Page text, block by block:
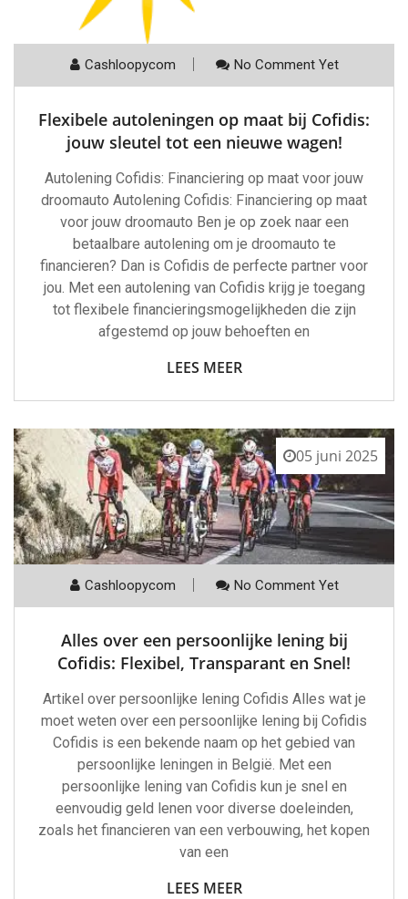
Cashloopycom No Comment Yet
Flexibele autoleningen op maat bij Cofidis:
jouw sleutel tot een nieuwe wagen!
Autolening Cofidis: Financiering op maat voor jouw
droomauto Autolening Cofidis: Financiering op maat
voor jouw droomauto Ben je op zoek naar een
betaalbare autolening om je droomauto te
financieren? Dan is Cofidis de perfecte partner voor
jou. Met een autolening van Cofidis krijg je toegang
tot flexibele financieringsmogelijkheden die zijn
afgestemd op jouw behoeften en
LEES MEER
05 juni 2025
Cashloopycom No Comment Yet
Alles over een persoonlijke lening bij
Cofidis: Flexibel, Transparant en Snel!
Artikel over persoonlijke lening Cofidis Alles wat je
moet weten over een persoonlijke lening bij Cofidis
Cofidis is een bekende naam op het gebied van
persoonlijke leningen in België. Met een
persoonlijke lening van Cofidis kun je snel en
eenvoudig geld lenen voor diverse doeleinden,
zoals het financieren van een verbouwing, het kopen
van een
LEES MEER